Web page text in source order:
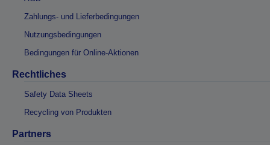
Zahlungs- und Lieferbedingungen
Nutzungsbedingungen
Bedingungen für Online-Aktionen
Rechtliches
Safety Data Sheets
Recycling von Produkten
Partners